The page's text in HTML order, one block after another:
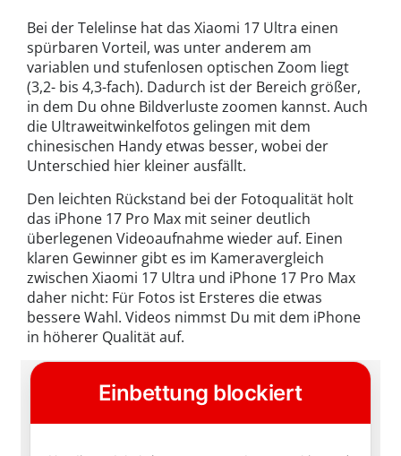
Bei der Telelinse hat das Xiaomi 17 Ultra einen
spürbaren Vorteil, was unter anderem am
variablen und stufenlosen optischen Zoom liegt
(3,2- bis 4,3-fach). Dadurch ist der Bereich größer,
in dem Du ohne Bildverluste zoomen kannst. Auch
die Ultraweitwinkelfotos gelingen mit dem
chinesischen Handy etwas besser, wobei der
Unterschied hier kleiner ausfällt.
Den leichten Rückstand bei der Fotoqualität holt
das iPhone 17 Pro Max mit seiner deutlich
überlegenen Videoaufnahme wieder auf. Einen
klaren Gewinner gibt es im Kameravergleich
zwischen Xiaomi 17 Ultra und iPhone 17 Pro Max
daher nicht: Für Fotos ist Ersteres die etwas
bessere Wahl. Videos nimmst Du mit dem iPhone
in höherer Qualität auf.